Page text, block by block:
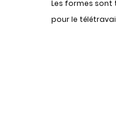
Les formes sont
pour le